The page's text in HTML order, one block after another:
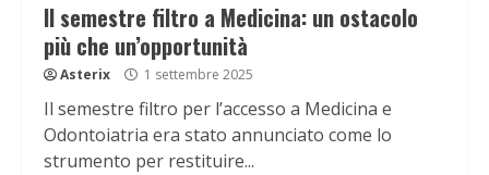
Il semestre filtro a Medicina: un ostacolo
più che un’opportunità
Asterix 1 settembre 2025
Il semestre filtro per l’accesso a Medicina e
Odontoiatria era stato annunciato come lo
strumento per restituire...